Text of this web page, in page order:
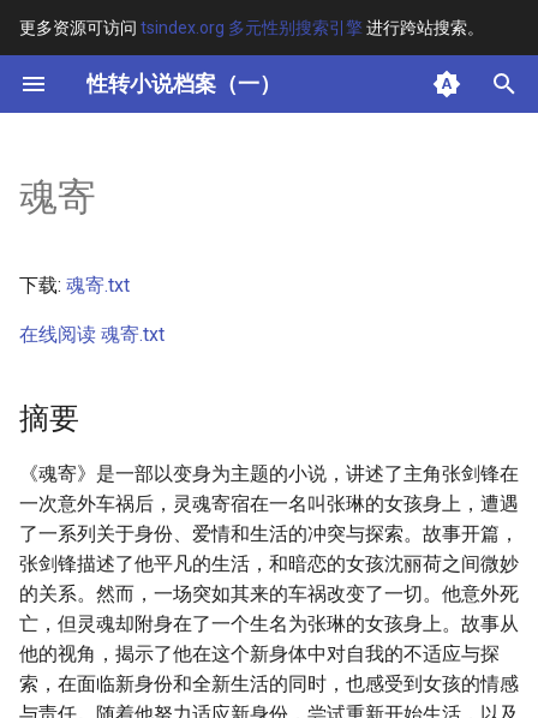
更多资源可访问 tsindex.org 多元性别搜索引擎进行跨站搜索。
性转小说档案（一）
键
开
搜
索
其他信息 [Processed Page
魂寄
下载: 魂寄.txt
在线阅读 魂寄.txt
摘要
《魂寄》是一部以变身为主题的小说，讲述了主角张剑锋在
一次意外车祸后，灵魂寄宿在一名叫张琳的女孩身上，遭遇
了一系列关于身份、爱情和生活的冲突与探索。故事开篇，
张剑锋描述了他平凡的生活，和暗恋的女孩沈丽荷之间微妙
的关系。然而，一场突如其来的车祸改变了一切。他意外死
亡，但灵魂却附身在了一个生名为张琳的女孩身上。故事从
他的视角，揭示了他在这个新身体中对自我的不适应与探
索，在面临新身份和全新生活的同时，也感受到女孩的情感